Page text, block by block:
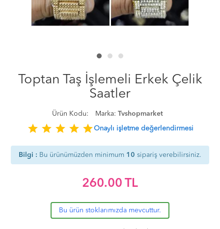
Toptan Taş İşlemeli Erkek Çelik
Saatler
Ürün Kodu: Marka: Tvshopmarket
star star star star starOnaylı işletme değerlendirmesi
Bilgi : Bu ürünümüzden minimum 10 sipariş verebilirsiniz.
260.00 TL
Bu ürün stoklarımızda mevcuttur.